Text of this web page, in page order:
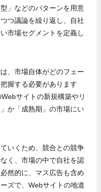
」などのパターンを用意
つ議論を繰り返し、自社
市場セグメントを定義し
、市場自体がどのフェー
握する必要があります
サイトの新規構築やリ
か「成熟期」の市場にい
いくため、競合との競争
く、市場の中で自社を認
然的に、マス広告も含め
ズで、Webサイトの地道